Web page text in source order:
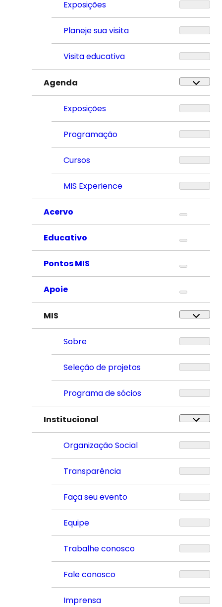
Exposições
Planeje sua visita
Visita educativa
Agenda
Exposições
Programação
Cursos
MIS Experience
Acervo
Educativo
Pontos MIS
Apoie
MIS
Sobre
Seleção de projetos
Programa de sócios
Institucional
Organização Social
Transparência
Faça seu evento
Equipe
Trabalhe conosco
Fale conosco
Imprensa